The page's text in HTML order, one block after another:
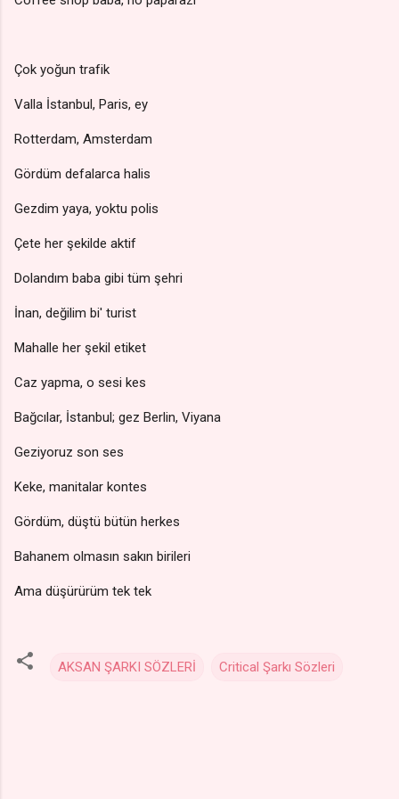
Çok yoğun trafik
Valla İstanbul, Paris, ey
Rotterdam, Amsterdam
Gördüm defalarca halis
Gezdim yaya, yoktu polis
Çete her şekilde aktif
Dolandım baba gibi tüm şehri
İnan, değilim bi' turist
Mahalle her şekil etiket
Caz yapma, o sesi kes
Bağcılar, İstanbul; gez Berlin, Viyana
Geziyoruz son ses
Keke, manitalar kontes
Gördüm, düştü bütün herkes
Bahanem olmasın sakın birileri
Ama düşürürüm tek tek
AKSAN ŞARKI SÖZLERİ Critical Şarkı Sözleri